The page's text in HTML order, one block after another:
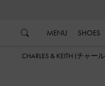
MENU SHOES
CHARLES & KEITH (チャ